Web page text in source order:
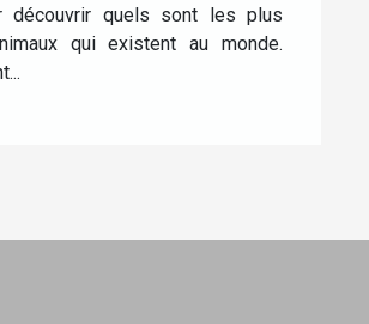
découvrir quels sont les plus
qui existent au monde.